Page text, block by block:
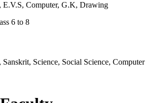
Computer, G.K, Drawing
Science, Social Science, Computer